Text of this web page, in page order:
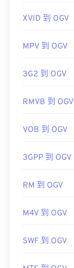
XVID 到 OGV
MPV 到 OGV
3G2 到 OGV
RMVB 到 OGV
VOB 到 OGV
3GPP 到 OGV
RM 到 OGV
M4V 到 OGV
SWF 到 OGV